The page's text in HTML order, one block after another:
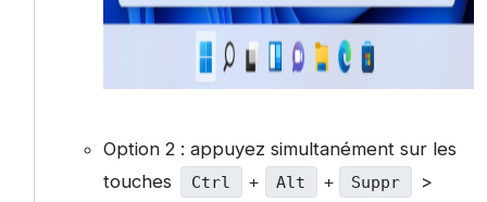
Option 2 : appuyez simultanément sur les
touches
Ctrl + Alt + Suppr
>